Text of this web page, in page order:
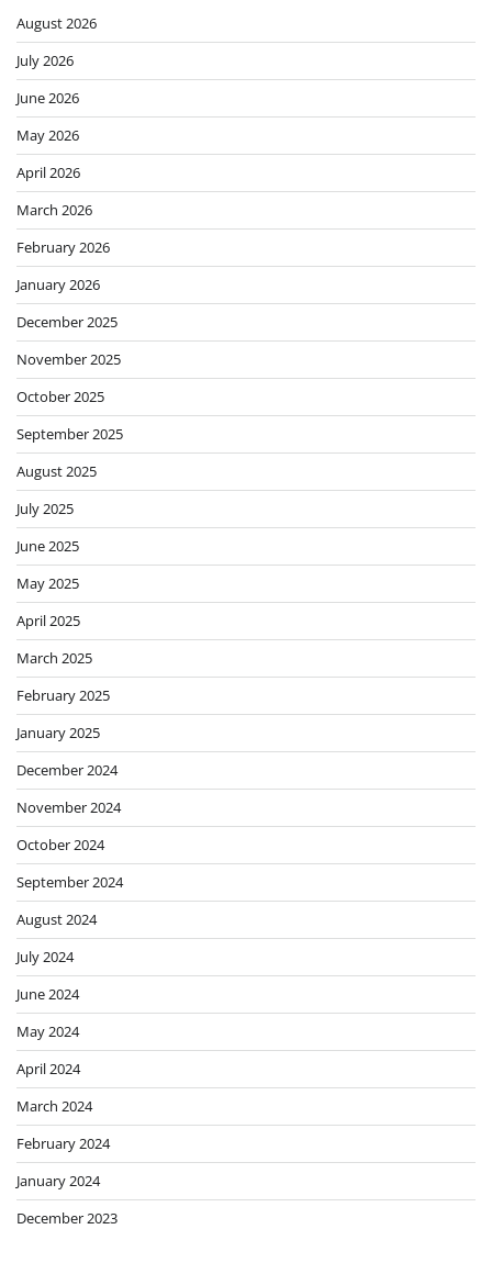
August 2026
July 2026
June 2026
May 2026
April 2026
March 2026
February 2026
January 2026
December 2025
November 2025
October 2025
September 2025
August 2025
July 2025
June 2025
May 2025
April 2025
March 2025
February 2025
January 2025
December 2024
November 2024
October 2024
September 2024
August 2024
July 2024
June 2024
May 2024
April 2024
March 2024
February 2024
January 2024
December 2023